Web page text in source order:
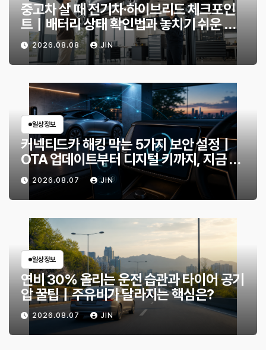
중고차 살 때 전기차·하이브리드 체크포인
트｜배터리 상태 확인법과 놓치기 쉬운 위
험 신호
2026.08.08 JIN
일상정보
커넥티드카 해킹 막는 5가지 보안 설정｜
OTA 업데이트부터 디지털 키까지, 지금 확
인할 것은?
2026.08.07 JIN
일상정보
연비 30% 올리는 운전 습관과 타이어 공기
압 꿀팁｜주유비가 달라지는 핵심은?
2026.08.07 JIN